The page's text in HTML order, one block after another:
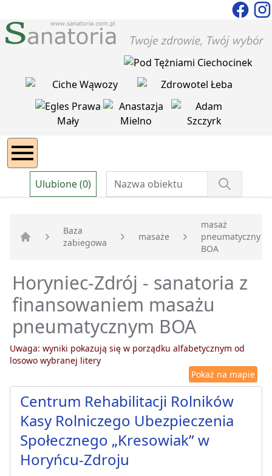
Ulubione (0)
Strona główna
Baza
zabiegowa
masaże
masaż
pneumatyczny
BOA
Horyniec-Zdrój - sanatoria z
finansowaniem masażu
pneumatycznym BOA
Uwaga: wyniki pokazują się w porządku alfabetycznym od
losowo wybranej litery
Pokaż na mapie
Centrum Rehabilitacji Rolników
Kasy Rolniczego Ubezpieczenia
Społecznego „Kresowiak” w
Horyńcu-Zdroju